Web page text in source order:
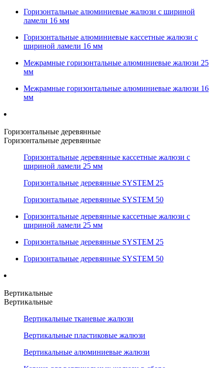
Горизонтальные алюминиевые жалюзи с шириной
ламели 16 мм
Горизонтальные алюминиевые кассетные жалюзи с
шириной ламели 16 мм
Межрамные горизонтальные алюминиевые жалюзи 25
мм
Межрамные горизонтальные алюминиевые жалюзи 16
мм
Горизонтальные деревянные
Горизонтальные деревянные
Горизонтальные деревянные кассетные жалюзи с
шириной ламели 25 мм
Горизонтальные деревянные SYSTEM 25
Горизонтальные деревянные SYSTEM 50
Горизонтальные деревянные кассетные жалюзи с
шириной ламели 25 мм
Горизонтальные деревянные SYSTEM 25
Горизонтальные деревянные SYSTEM 50
Вертикальные
Вертикальные
Вертикальные тканевые жалюзи
Вертикальные пластиковые жалюзи
Вертикальные алюминиевые жалюзи